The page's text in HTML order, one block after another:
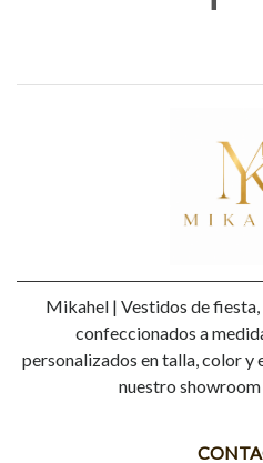
Mikahel | Vestidos de
confeccionados a
personalizados en talla, color y
nuestro